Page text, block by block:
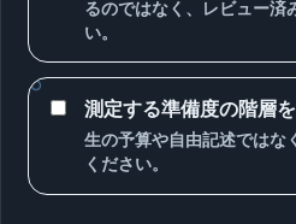
るのではなく、レビュー済
い。
測定する準備度の階層
生の予算や自由記述ではな
ください。